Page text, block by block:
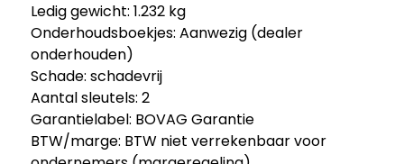
Ledig gewicht: 1.232 kg
Onderhoudsboekjes: Aanwezig (dealer
onderhouden)
Schade: schadevrij
Aantal sleutels: 2
Garantielabel: BOVAG Garantie
BTW/marge: BTW niet verrekenbaar voor